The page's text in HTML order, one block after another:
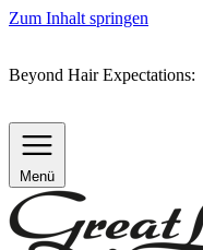
Zum Inhalt springen
Beyond Hair Expectations:
Menü